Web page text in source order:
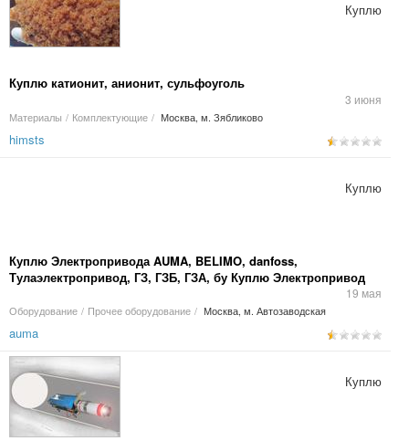
Куплю катионит, анионит, сульфоуголь
3 июня
Материалы / Комплектующие / Москва, м. Зябликово
Куплю
himsts
Куплю Электропривода AUMA, BELIMO, danfoss,
Тулаэлектропривод, ГЗ, ГЗБ, ГЗА, бу Куплю Электропривод
19 мая
Оборудование / Прочее оборудование / Москва, м. Автозаводская
Куплю
auma
Куплю